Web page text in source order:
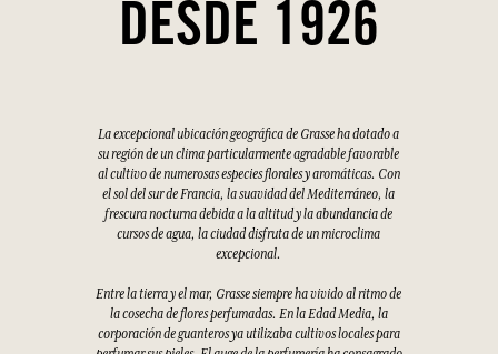
DESDE 1926
La excepcional ubicación geográfica de Grasse ha dotado a
su región de un clima particularmente agradable favorable
al cultivo de numerosas especies florales y aromáticas. Con
el sol del sur de Francia, la suavidad del Mediterráneo, la
frescura nocturna debida a la altitud y la abundancia de
cursos de agua, la ciudad disfruta de un microclima
excepcional.
Entre la tierra y el mar, Grasse siempre ha vivido al ritmo de
la cosecha de flores perfumadas. En la Edad Media, la
corporación de guanteros ya utilizaba cultivos locales para